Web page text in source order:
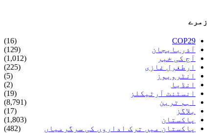
زمرے
COP29
(16)
آذربایجان
(129)
آج کی خبر
(1,012)
ارطغرل غازی
(225)
انٹرویوز
(5)
انڈیا
(2)
انسٹنٹ آرٹیکلز
(19)
اہم ترین
(8,791)
بلاگز
(17)
پاکستان
(1,803)
پاکستان میں ترک اداروں کی سرگرمیاں
(482)